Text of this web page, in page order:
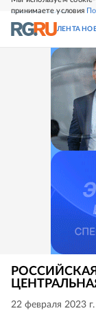
принимаете условия
СВЕЖИЙ НОМЕР
ЛЕНТА
РОССИЙСКАЯ
22 февраля 2023